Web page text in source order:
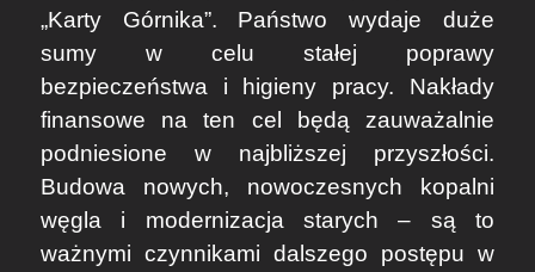
„Karty Górnika”. Państwo wydaje duże
sumy w celu stałej poprawy
bezpieczeństwa i higieny pracy. Nakłady
finansowe na ten cel będą zauważalnie
podniesione w najbliższej przyszłości.
Budowa nowych, nowoczesnych kopalni
węgla i modernizacja starych – są to
ważnymi czynnikami dalszego postępu w